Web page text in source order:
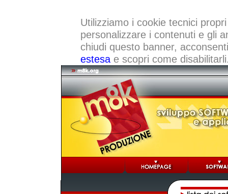
Utilizziamo i cookie tecnici
personalizzare i contenuti e gli
chiudi questo banner,
estesae scopri come